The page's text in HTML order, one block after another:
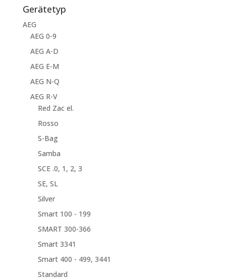
Gerätetyp
AEG
AEG 0-9
AEG A-D
AEG E-M
AEG N-Q
AEG R-V
Red Zac el.
Rosso
S-Bag
Samba
SCE .0, 1, 2, 3
SE, SL
Silver
Smart 100 - 199
SMART 300-366
Smart 3341
Smart 400 - 499, 3441
Standard